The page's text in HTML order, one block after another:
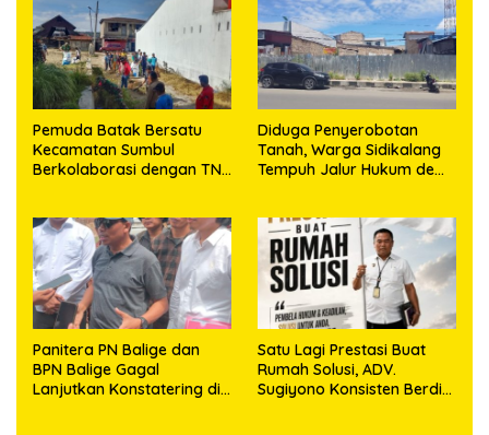
Pemuda Batak Bersatu
Kecamatan Sumbul
Berkolaborasi dengan TNI
023/KS dan HUT Ke-81
Kemerdekaan RI
Diduga Penyerobotan
Tanah, Warga Sidikalang
Tempuh Jalur Hukum demi
Panitera PN Balige dan
BPN Balige Gagal
Lanjutkan Konstatering di
Satu Lagi Prestasi Buat
Rumah Solusi, ADV.
Sugiyono Konsisten Berdiri